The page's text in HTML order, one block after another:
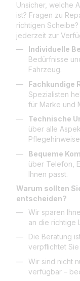
Unsicher, welche
ist? Fragen zu
richtigen
jederzeit zur
Individuelle
Bedürfnisse
Fahrzeug.
Fachkundige
Spezialisten
für Marke und
Technische
über alle
Bequeme
über Telefon,
Ihnen passt.
Warum sollten
entscheiden?
Wir sparen
an die richtige
Die Beratung
verpflichtet Sie
Wir sind nicht
verfügbar –